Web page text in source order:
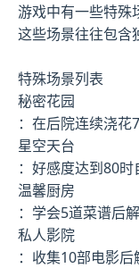
游戏中有一些特殊
这些场景往往包含
特殊场景列表
秘密花园
：在后院连续浇
星空天台
：好感度达到80
温馨厨房
：学会5道菜谱后
私人影院
：收集10部电影